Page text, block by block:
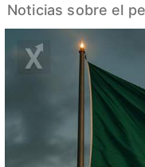
Noticias sobre el